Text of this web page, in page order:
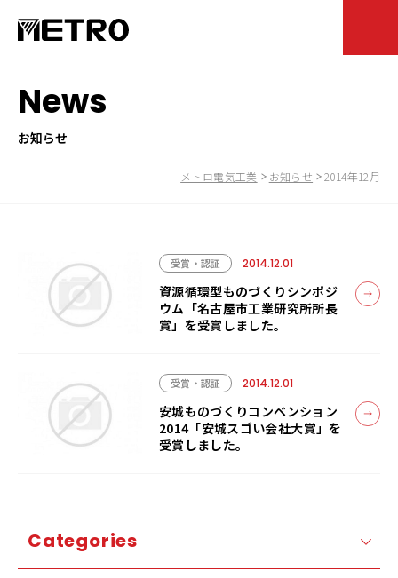
News
お知らせ
メトロ電気工業 お知らせ 2014年12月
受賞・認証 2014.12.01
資源循環型ものづくりシンポジ
ウム「名古屋市工業研究所所長
賞」を受賞しました。
受賞・認証 2014.12.01
安城ものづくりコンベンション
2014「安城スゴい会社大賞」を
受賞しました。
Categories